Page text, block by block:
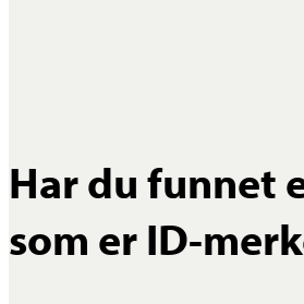
Har du funnet
som er ID-